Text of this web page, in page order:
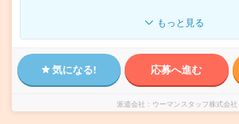
もっと見る
気になる! 応募へ進む
派遣会社 ウーマンスタッフ株式会社